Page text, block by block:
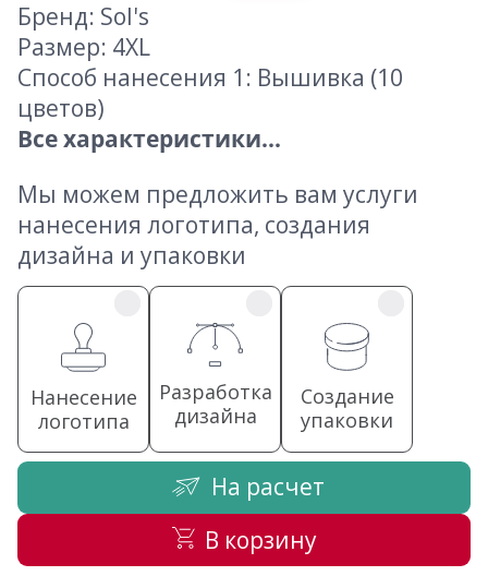
Бренд: Sol's
Размер: 4XL
Способ нанесения 1: Вышивка (10
цветов)
Все характеристики...
Мы можем предложить вам услуги
нанесения логотипа, создания
дизайна и упаковки
Нанесение
логотипа
Разработка
дизайна
Создание
упаковки
На расчет
В корзину